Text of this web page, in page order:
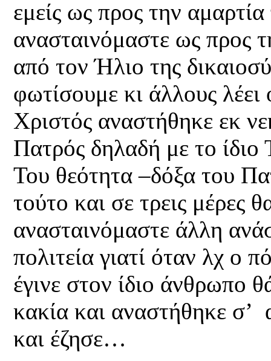
εμείς ως προς την
ανασταινόμαστε ως προς
από τον Ήλιο της
φωτίσουμε κι άλλους
Χριστός αναστήθηκε εκ
Πατρός δηλαδή με το
Του θεότητα –δόξα του
τούτο και σε τρεις μέρες
ανασταινόμαστε άλλη
πολιτεία γιατί όταν λχ ο
έγινε στον ίδιο άνθρωπο
κακία και αναστήθηκε σ’
και έζησε…